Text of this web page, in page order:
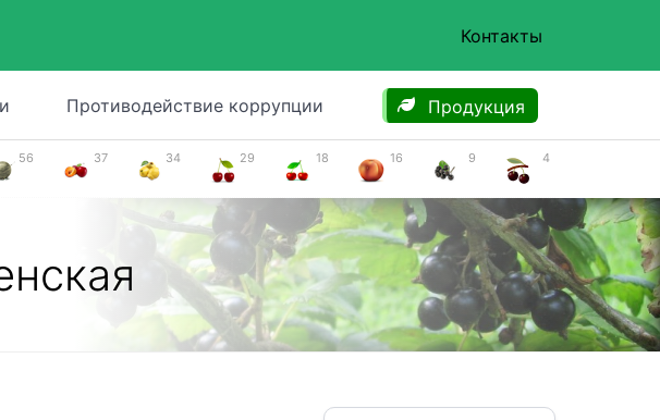
Контакты
Противодействие коррупции Продукция
56 37 34 29 18 16 9 4